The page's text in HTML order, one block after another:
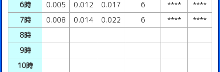
6時
0.005 0.012 0.017 6 ****
****
7時
0.008 0.014 0.022 6 ****
****
8時
9時
10時